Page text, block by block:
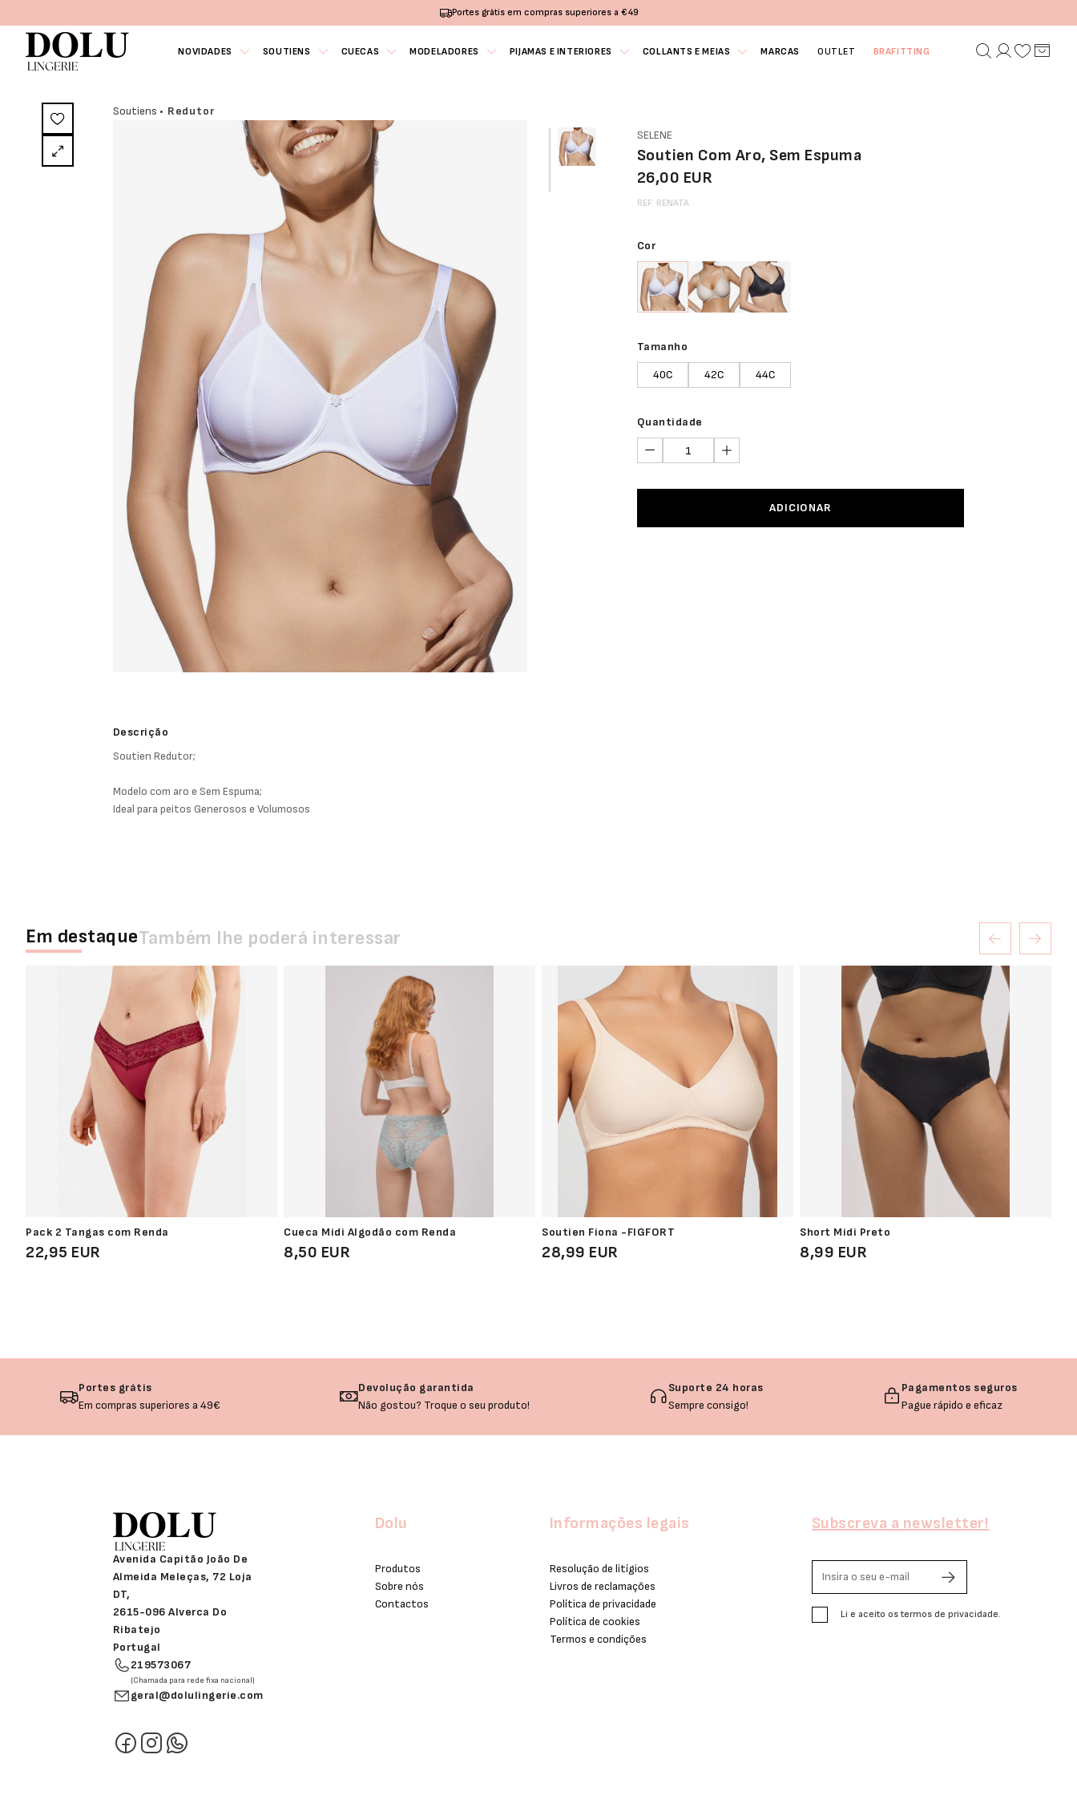
Portes grátis em compras superiores a €49
NOVIDADES SOUTIENS CUECAS MODELADORES PIJAMAS E INTERIORES COLLANTS E MEIAS MARCAS OUTLET BRAFITTING
Soutiens • Redutor
Descrição
Soutien Redutor;
Modelo com aro e Sem Espuma;
Ideal para peitos Generosos e Volumosos
SELENE
Soutien Com Aro, Sem Espuma
26,00 EUR
REF. RENATA
Cor
Tamanho
40C 42C 44C
Quantidade
ADICIONAR
Em destaqueTambém lhe poderá interessar
Pack 2 Tangas com Renda
22,95 EUR
Cueca Midi Algodão com Renda
8,50 EUR
Soutien Fiona -FIGFORT
28,99 EUR
Short Midi Preto
8,99 EUR
Portes grátis
Em compras superiores a 49€
Devolução garantida
Não gostou? Troque o seu produto!
Suporte 24 horas
Sempre consigo!
Pagamentos seguros
Pague rápido e eficaz
Avenida Capitão João De
Almeida Meleças, 72 Loja
DT,
2615-096 Alverca Do
Ribatejo
Portugal
219573067
(Chamada para rede fixa nacional)
geral@dolulingerie.com
Dolu
Produtos
Sobre nós
Contactos
Informações legais
Resolução de litígios
Livros de reclamações
Política de privacidade
Política de cookies
Termos e condições
Subscreva a newsletter!
Li e aceito os termos de privacidade.